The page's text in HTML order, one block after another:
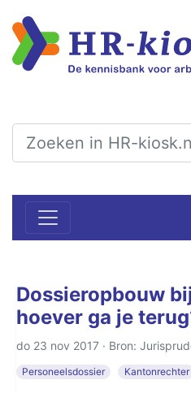
Dossieropbouw
hoever ga je
do 23 nov 2017 · Bron:
Personeelsdossier Kantonrechter